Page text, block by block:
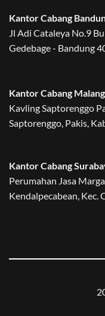
Kantor Cabang
Jl Adi Cataleya No.9
Gedebage - Bandung
Kantor Cabang Malang
Kavling Saptorenggo
Saptorenggo, Pakis,
Kantor Cabang
Perumahan Jasa
Kendalpecabean, Kec.